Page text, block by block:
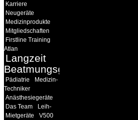
Karriere
Neugeräte
Medizinprodukte
Mitgliedschaften
Firstline Training
Atlan
Langzeit
Beatmungsgeräte
Pädiatrie
Medizin-
Techniker
Anästhesiegeräte
Das Team
Leih-
Mietgeräte
V500